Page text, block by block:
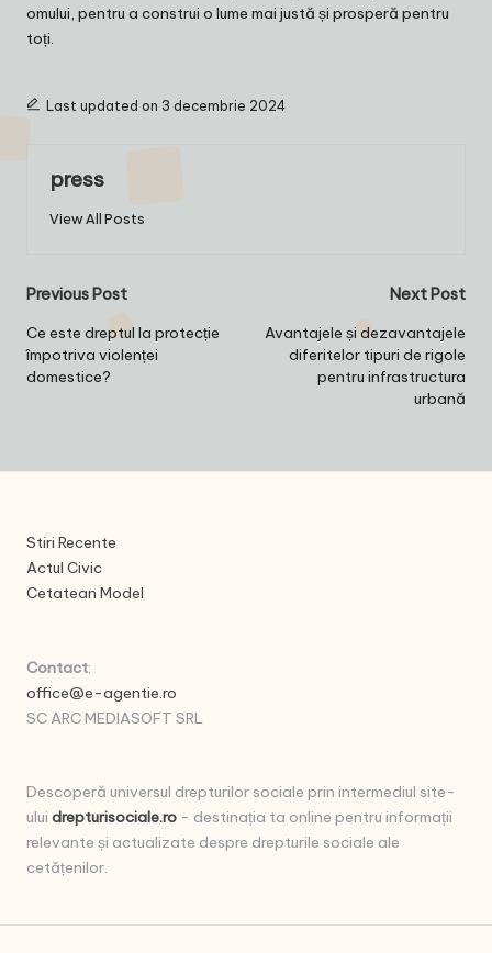
omului, pentru a construi o lume mai justă și prosperă pentru
toți.
Last updated on 3 decembrie 2024
press
View All Posts
Post
navigation
Previous Post
Ce este dreptul la protecție
împotriva violenței
domestice?
Next Post
Avantajele și dezavantajele
diferitelor tipuri de rigole
pentru infrastructura
urbană
Stiri Recente
Actul Civic
Cetatean Model
Contact:
office@e-agentie.ro
SC ARC MEDIASOFT SRL
Descoperă universul drepturilor sociale prin intermediul site-
ului drepturisociale.ro - destinația ta online pentru informații
relevante și actualizate despre drepturile sociale ale
cetățenilor.